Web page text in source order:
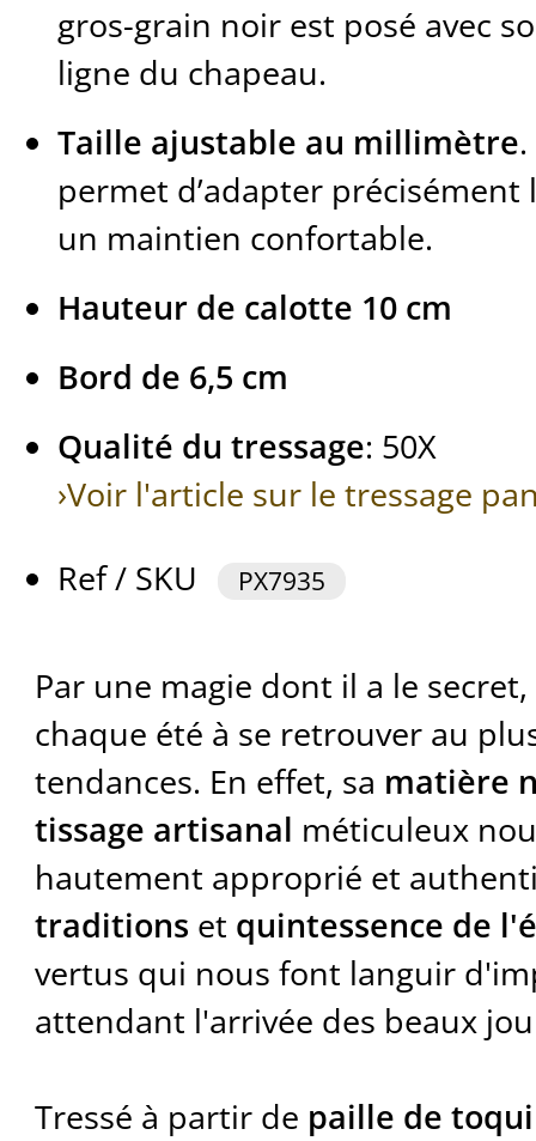
gros-grain noir est posé avec
ligne du chapeau.
Taille ajustable au millimètre
permet d’adapter
un maintien confortable.
Hauteur de calotte 10 cm
Bord de 6,5 cm
Qualité du tressage: 50X
›Voir l'article sur le tressage
Ref / SKU
PX7935
Par une magie dont il a le
chaque été à se retrouver au
tendances. En effet, sa matière
tissage artisanal méticuleux
hautement approprié et
traditions et quintessence de
vertus qui nous font languir
attendant l'arrivée des beaux
Tressé à partir de paille de